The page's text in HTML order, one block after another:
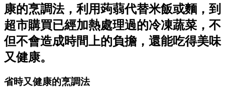
康的烹調法，利用蒟蒻代替米飯或麵，到
超市購買已經加熱處理過的冷凍蔬菜，不
但不會造成時間上的負擔，還能吃得美味
又健康。
省時又健康的烹調法